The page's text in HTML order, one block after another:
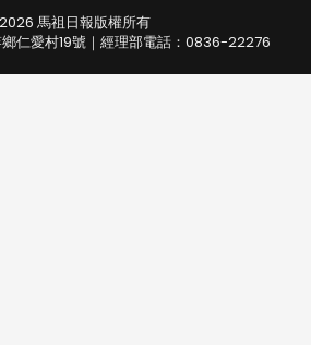
馬祖日報版權所有
仁愛村19號｜經理部電話：0836-22276